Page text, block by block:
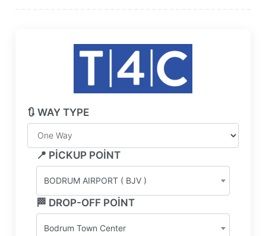
🔃 WAY TYPE
📍 PICKUP POINT
BODRUM AIRPORT ( BJV )
🏁 DROP-OFF POINT
Bodrum Town Center